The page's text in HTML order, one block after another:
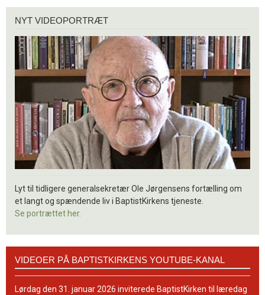
videoportræt
NYT VIDEOPORTRÆT
Lyt til tidligere generalsekretær Ole Jørgensens fortælling om
et langt og spændende liv i BaptistKirkens tjeneste.
Se portrættet her.
BaptistKirkens
YouTube-
VIDEOER PÅ BAPTISTKIRKENS YOUTUBE-KANAL
Lørdag den 31. januar 2026 inviterede BaptistKirken til læredag